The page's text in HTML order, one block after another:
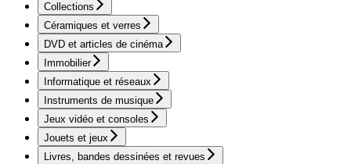
Collections
Céramiques et verres
DVD et articles de cinéma
Immobilier
Informatique et réseaux
Instruments de musique
Jeux vidéo et consoles
Jouets et jeux
Livres, bandes dessinées et revues